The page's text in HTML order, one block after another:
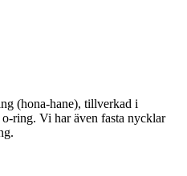
(hona-hane), tillverkad i
ring. Vi har även fasta nycklar